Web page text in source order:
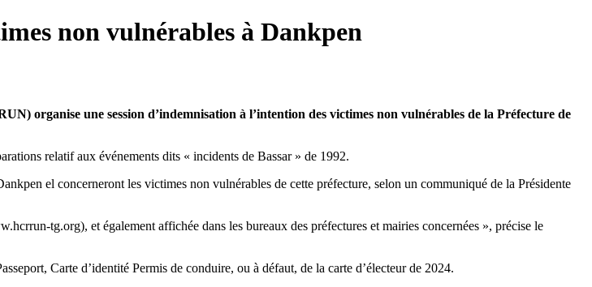
non vulnérables à Dankpen
organise une session d’indemnisation à l’intention des victimes non vulnérables de la Préfecture de
relatif aux événements dits « incidents de Bassar » de 1992.
el concerneront les victimes non vulnérables de cette préfecture, selon un communiqué de la Présidente
tg.org), et également affichée dans les bureaux des préfectures et mairies concernées », précise le
Carte d’identité Permis de conduire, ou à défaut, de la carte d’électeur de 2024.